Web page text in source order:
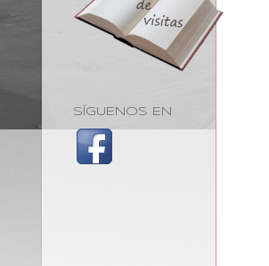
SÍGUENOS EN